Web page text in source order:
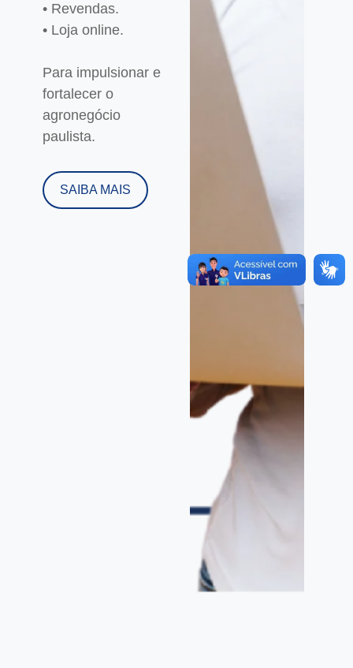
• Revendas.
• Loja online.
Para impulsionar e
fortalecer o
agronegócio
paulista.
SAIBA MAIS